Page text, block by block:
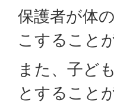
保護者が体
こすること
また、子ど
とすること